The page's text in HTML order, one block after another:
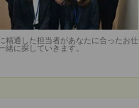
精通した担当者があなたに合ったお仕
緒に探していきます。